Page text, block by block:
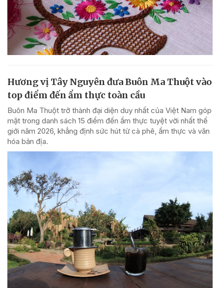
Hương vị Tây Nguyên đưa Buôn Ma Thuột vào
top điểm đến ẩm thực toàn cầu
Buôn Ma Thuột trở thành đại diện duy nhất của Việt Nam góp
mặt trong danh sách 15 điểm đến ẩm thực tuyệt vời nhất thế
giới năm 2026, khẳng định sức hút từ cà phê, ẩm thực và văn
hóa bản địa.